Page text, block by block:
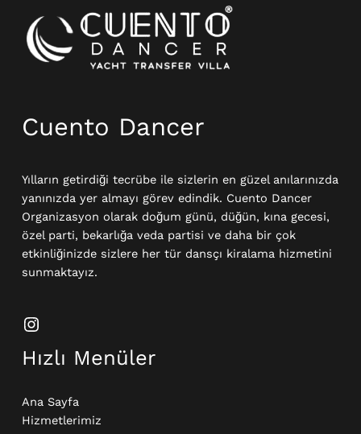
Cuento Dancer
Yılların getirdiği tecrübe ile sizlerin en güzel anılarınızda
yanınızda yer almayı görev edindik. Cuento Dancer
Organizasyon olarak doğum günü, düğün, kına gecesi,
özel parti, bekarlığa veda partisi ve daha bir çok
etkinliğinizde sizlere her tür dansçı kiralama hizmetini
sunmaktayız.
Hızlı Menüler
Ana Sayfa
Hizmetlerimiz